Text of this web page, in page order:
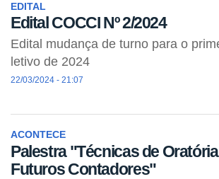
EDITAL
Edital COCCI Nº 2/2024
Edital mudança de turno para o
letivo de 2024
22/03/2024 - 21:07
ACONTECE
Palestra "Técnicas de
Futuros Contadores"